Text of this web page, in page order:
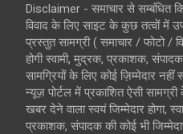
Disclaimer - समाचार से सम्बंधित
विवाद के लिए साइट के कुछ तत्वों में
प्रस्तुत सामग्री ( समाचार / फोटो /
होगी स्वामी, मुद्रक, प्रकाशक,
सामग्रियों के लिए कोई ज़िम्मेदार नहीं
न्यूज़ पोर्टल में प्रकाशित ऐसी
खबर देने वाला स्वयं जिम्मेदार होगा,
प्रकाशक, संपादक की कोई भी